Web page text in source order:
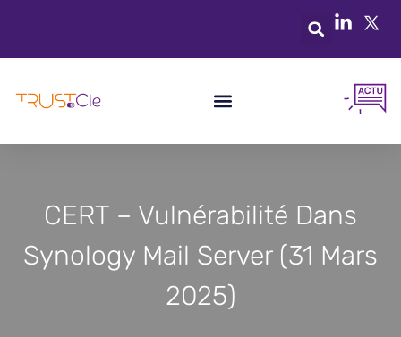
CERT – Vulnérabilité Dans
Synology Mail Server (31 Mars
2025)